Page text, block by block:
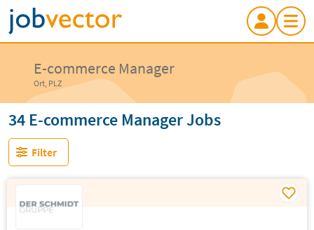
E-commerce Manager
Ort, PLZ
34 E-commerce Manager Jobs
Filter